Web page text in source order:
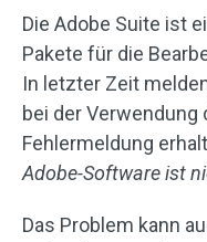
Die Adobe Suite ist
Pakete für die
In letzter Zeit
bei der Verwendung
Fehlermeldung
Adobe-Software ist
Das Problem kann